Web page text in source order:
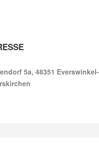
5a, 48351 Everswinkel-